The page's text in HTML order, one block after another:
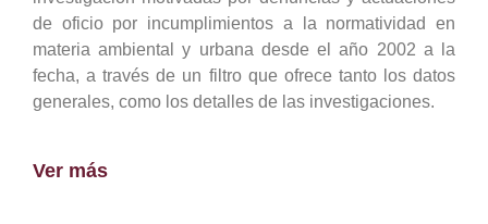
de oficio por incumplimientos a la normatividad en
materia ambiental y urbana desde el año 2002 a la
fecha, a través de un filtro que ofrece tanto los datos
generales, como los detalles de las investigaciones.
Ver más